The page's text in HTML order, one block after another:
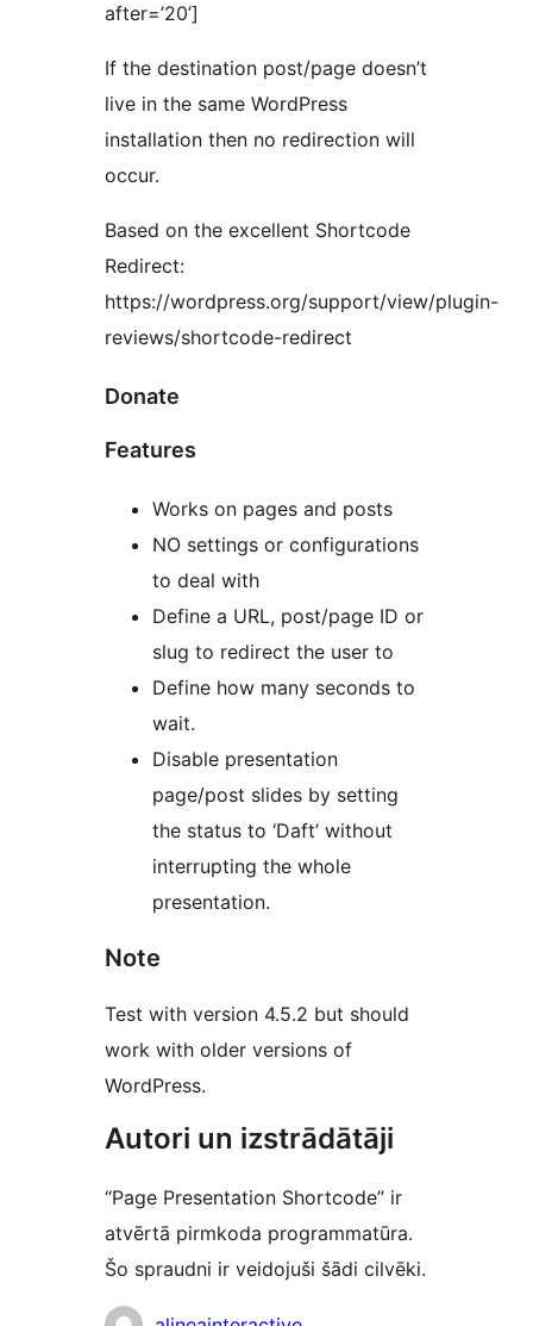
after=’20’]
If the destination post/page doesn’t
live in the same WordPress
installation then no redirection will
occur.
Based on the excellent Shortcode
Redirect:
https://wordpress.org/support/view/plugin-
reviews/shortcode-redirect
Donate
Features
Works on pages and posts
NO settings or configurations
to deal with
Define a URL, post/page ID or
slug to redirect the user to
Define how many seconds to
wait.
Disable presentation
page/post slides by setting
the status to ‘Daft’ without
interrupting the whole
presentation.
Note
Test with version 4.5.2 but should
work with older versions of
WordPress.
Autori un izstrādātāji
“Page Presentation Shortcode” ir
atvērtā pirmkoda programmatūra.
Šo spraudni ir veidojuši šādi cilvēki.